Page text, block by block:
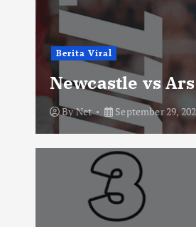
Berita Viral
Newcastle vs
ByNet September 29,